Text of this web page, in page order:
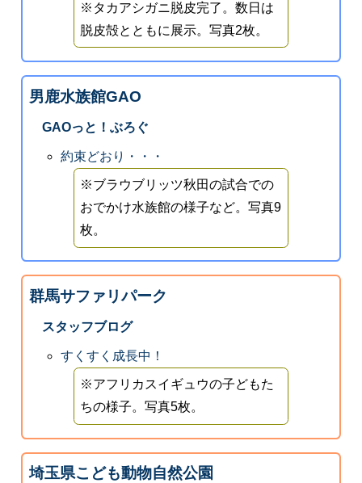
※タカアシガニ脱皮完了。数日は
脱皮殻とともに展示。写真2枚。
男鹿水族館GAO
GAOっと！ぶろぐ
約束どおり・・・
※ブラウブリッツ秋田の試合での
おでかけ水族館の様子など。写真9
枚。
群馬サファリパーク
スタッフブログ
すくすく成長中！
※アフリカスイギュウの子どもた
ちの様子。写真5枚。
埼玉県こども動物自然公園